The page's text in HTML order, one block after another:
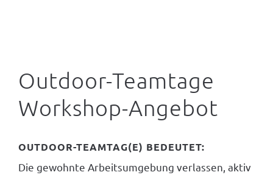
Outdoor-Teamtage
Workshop-Angebot
OUTDOOR-TEAMTAG(E) BEDEUTET:
Die gewohnte Arbeitsumgebung verlassen, aktiv